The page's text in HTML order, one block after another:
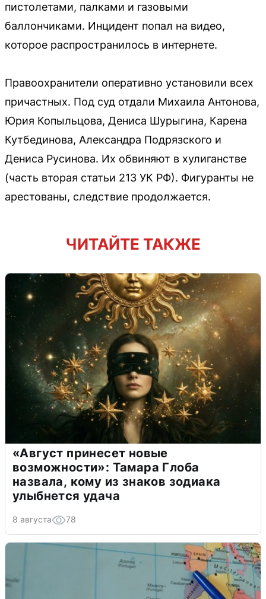
пистолетами, палками и газовыми
баллончиками. Инцидент попал на видео,
которое распространилось в интернете.
Правоохранители оперативно установили всех
причастных. Под суд отдали Михаила Антонова,
Юрия Копыльцова, Дениса Шурыгина, Карена
Кутбединова, Александра Подрязского и
Дениса Русинова. Их обвиняют в хулиганстве
(часть вторая статьи 213 УК РФ). Фигуранты не
арестованы, следствие продолжается.
ЧИТАЙТЕ ТАКЖЕ
«Август принесет новые
возможности»: Тамара Глоба
назвала, кому из знаков зодиака
улыбнется удача
8 августа 78